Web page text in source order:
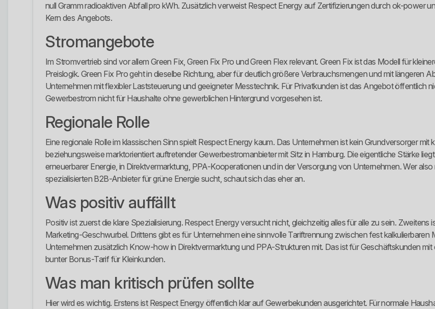
null Gramm radioaktiven Abfall pro kWh. Zusätzlich verweist Respect Energy auf Zertifizierungen durch ok-power
Kern des Angebots.
Stromangebote
Im Stromvertrieb sind vor allem Green Fix, Green Fix Pro und Green Flex relevant. Green Fix ist das Modell für
Preislogik. Green Fix Pro geht in dieselbe Richtung, aber für deutlich größere Verbrauchsmengen und mit längeren
Unternehmen mit flexibler Laststeuerung und geeigneter Messtechnik. Für Privatkunden ist das Angebot öffentlich
Gewerbestrom nicht für Haushalte ohne gewerblichen Hintergrund vorgesehen ist.
Regionale Rolle
Eine regionale Rolle im klassischen Sinn spielt Respect Energy kaum. Das Unternehmen ist kein Grundversorger
beziehungsweise marktorientiert auftretender Gewerbestromanbieter mit Sitz in Hamburg. Die eigentliche Stärke
erneuerbarer Energie, in Direktvermarktung, PPA-Kooperationen und in der Versorgung von Unternehmen. Wer
spezialisierten B2B-Anbieter für grüne Energie sucht, schaut sich das eher an.
Was positiv auffällt
Positiv ist zuerst die klare Spezialisierung. Respect Energy versucht nicht, gleichzeitig alles für alle zu sein.
Marketing-Geschwurbel. Drittens gibt es für Unternehmen eine sinnvolle Tariftrennung zwischen fest kalkulierbaren
Unternehmen zusätzlich Know-how in Direktvermarktung und PPA-Strukturen mit. Das ist für Geschäftskunden
bunter Bonus-Tarif für Kleinkunden.
Was man kritisch prüfen sollte
Hier wird es wichtig. Erstens ist Respect Energy öffentlich klar auf Gewerbekunden ausgerichtet. Für normale